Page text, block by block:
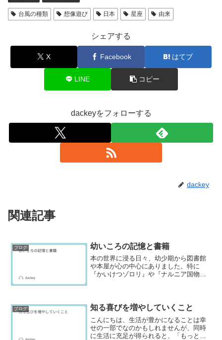
台風の種類 想像遊び 日本 星座 由来
シェアする
X Facebook はてブ
LINE コピー
dackeyをフォローする
dackey
関連記事
ブログ 幼いころの記憶と書籍
本の世界に浸る日々、幼少期から図書館
や本屋が心の中心にありました。特に
『かいけつゾロリ』や『ナルニア国物
あなたもこの不思議な世界を体験してみ
てください。
ブログ 知る喜びを増やしていくこと
こんにちは、生活が豊かになることは幸
せの一部でなのかもしれませんが、同時
に生活に充足が得られると、「もっと、